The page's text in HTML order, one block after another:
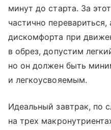
минут до старта. За
частично
дискомфорта при
в обрез, допустим
но он должен быть
и легкоусвояемым.
Идеальный завтрак, по
на трех